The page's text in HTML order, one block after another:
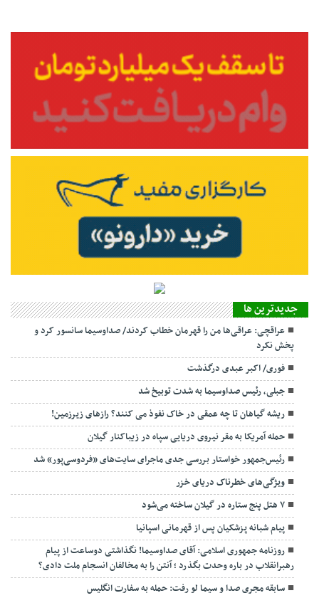
جديدترين ها
عراقچی: عراقی‌ها من را قهرمان خطاب کردند/ صداوسیما سانسور کرد و
پخش نکرد
فوری/ اکبر عبدی درگذشت
جبلی، رئیس صداوسیما به شدت توبیخ شد
ریشه گیاهان تا چه عمقی در خاک نفوذ می کنند؟ رازهای زیرزمین!
حمله آمریکا به مقر نیروی دریایی سپاه در زیباکنار گیلان
رئیس‌جمهور خواستار بررسی جدی ماجرای سایت‌های «فردوسی‌پور» شد
ویژگی‌های خطرناک دریای خزر
۷ هتل پنج ستاره در گیلان ساخته می‌شود
پیام شبانه پزشکیان پس از قهرمانی اسپانیا
روزنامه جمهوری اسلامی: آقای صداوسیما! نگذاشتی دوساعت از پیام
رهبرانقلاب در باره وحدت بگذرد ؛ آنتن را به مخالفان انسجام ملت دادی؟
سابقه مجری صدا و سیما لو رفت: حمله به سفارت انگلیس